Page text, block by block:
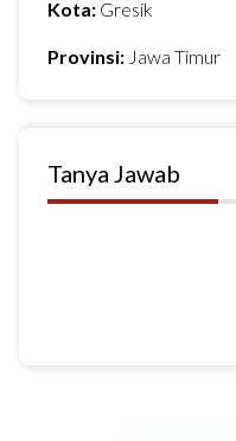
Kota: Gresik
Provinsi: Jawa Timur
Tanya Jawab